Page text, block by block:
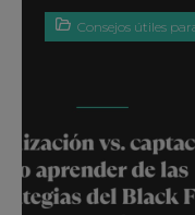
Consejos útiles